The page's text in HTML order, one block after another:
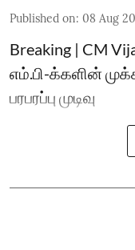
Published on: 08 Aug
Breaking | CM
எம்.பி-க்களின்
பரபரப்பு முடிவு